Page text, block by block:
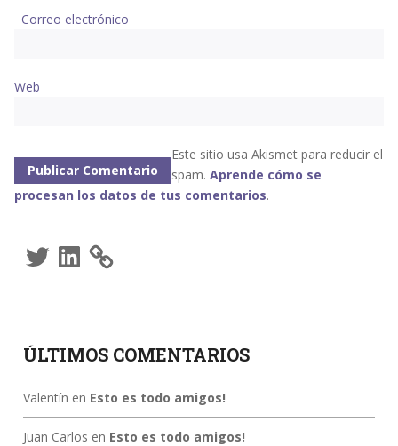
Correo electrónico
Web
Este sitio usa Akismet para reducir el
spam. Aprende cómo se
procesan los datos de tus comentarios.
TwitterLinkedIn
ÚLTIMOS COMENTARIOS
Valentín en Esto es todo amigos!
Juan Carlos en Esto es todo amigos!